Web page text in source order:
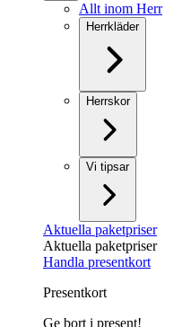
Allt inom Herr
Herrkläder
Herrskor
Vi tipsar
Aktuella paketpriser
Aktuella paketpriser
Handla presentkort
Presentkort
Ge bort i present!